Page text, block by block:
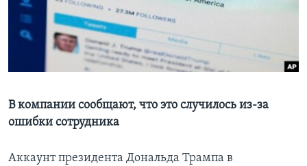
Learning English
СОЦИАЛЬНЫЕ СЕТИ
Языки
В компании сообщают, что это случилось из-за
ошибки сотрудника
Аккаунт президента Дональда Трампа в